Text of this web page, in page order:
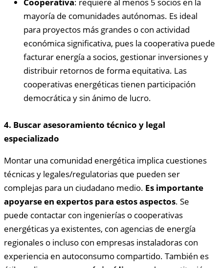
mayoría de comunidades autónomas. Es ideal
para proyectos más grandes o con actividad
económica significativa, pues la cooperativa puede
facturar energía a socios, gestionar inversiones y
distribuir retornos de forma equitativa. Las
cooperativas energéticas tienen participación
democrática y sin ánimo de lucro.
4. Buscar asesoramiento técnico y legal
especializado
Montar una comunidad energética implica cuestiones
técnicas y legales/regulatorias que pueden ser
complejas para un ciudadano medio. Es importante
apoyarse en expertos para estos aspectos. Se
puede contactar con ingenierías o cooperativas
energéticas ya existentes, con agencias de energía
regionales o incluso con empresas instaladoras con
experiencia en autoconsumo compartido. También es